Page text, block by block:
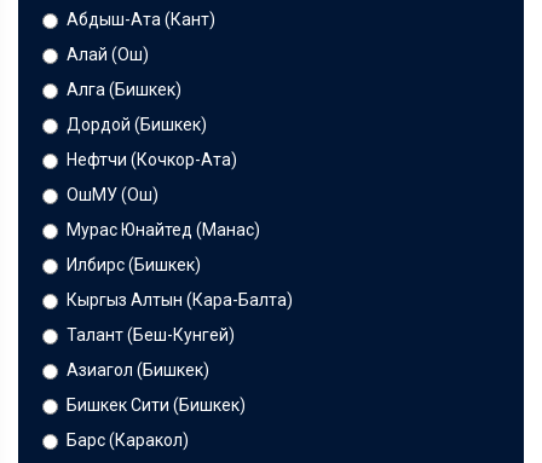
Абдыш-Ата (Кант)
Алай (Ош)
Алга (Бишкек)
Дордой (Бишкек)
Нефтчи (Кочкор-Ата)
ОшМУ (Ош)
Мурас Юнайтед (Манас)
Илбирс (Бишкек)
Кыргыз Алтын (Кара-Балта)
Талант (Беш-Кунгей)
Азиагол (Бишкек)
Бишкек Сити (Бишкек)
Барс (Каракол)